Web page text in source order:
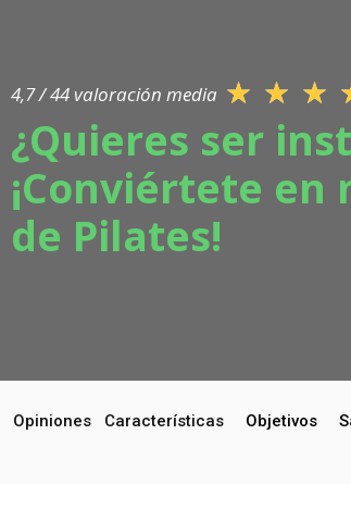
4,7 / 44 valoración media ★ ★ ★
¿Quieres ser
¡Conviértete en
de Pilates!
Opiniones Características Objetivos